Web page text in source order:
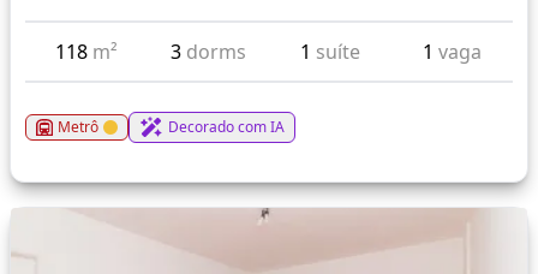
118 m² 3 dorms 1 suíte 1 vaga
Metrô Decorado com IA